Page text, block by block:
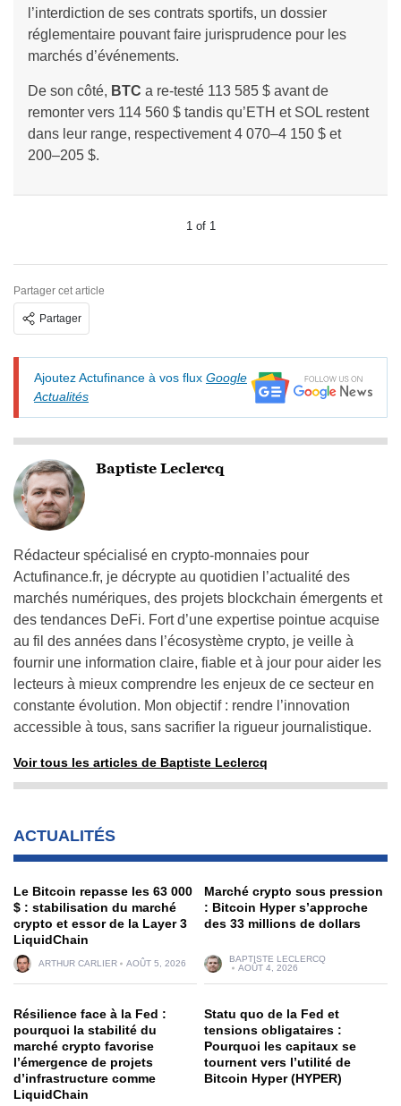
l’interdiction de ses contrats sportifs, un dossier
réglementaire pouvant faire jurisprudence pour les
marchés d’événements.
De son côté, BTC a re-testé 113 585 $ avant de
remonter vers 114 560 $ tandis qu’ETH et SOL restent
dans leur range, respectivement 4 070–4 150 $ et
200–205 $.
1 of 1
Partager cet article
Partager
Ajoutez Actufinance à vos flux Google
Actualités
Baptiste Leclercq
Rédacteur spécialisé en crypto-monnaies pour
Actufinance.fr, je décrypte au quotidien l’actualité des
marchés numériques, des projets blockchain émergents et
des tendances DeFi. Fort d’une expertise pointue acquise
au fil des années dans l’écosystème crypto, je veille à
fournir une information claire, fiable et à jour pour aider les
lecteurs à mieux comprendre les enjeux de ce secteur en
constante évolution. Mon objectif : rendre l’innovation
accessible à tous, sans sacrifier la rigueur journalistique.
Voir tous les articles de Baptiste Leclercq
ACTUALITÉS
Le Bitcoin repasse les 63 000
$ : stabilisation du marché
crypto et essor de la Layer 3
LiquidChain
ARTHUR CARLIER AOÛT 5, 2026
Marché crypto sous pression
: Bitcoin Hyper s’approche
des 33 millions de dollars
BAPTISTE LECLERCQ
AOÛT 4, 2026
Résilience face à la Fed :
pourquoi la stabilité du
marché crypto favorise
l’émergence de projets
d’infrastructure comme
LiquidChain
Statu quo de la Fed et
tensions obligataires :
Pourquoi les capitaux se
tournent vers l’utilité de
Bitcoin Hyper (HYPER)